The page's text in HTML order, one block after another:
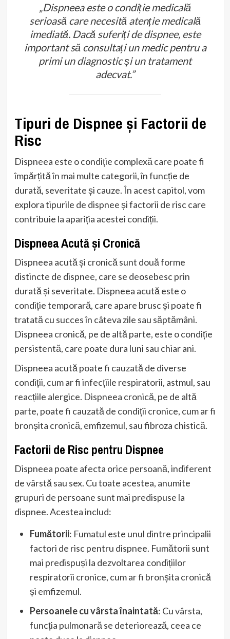
„Dispneea este o condiție medicală
serioasă care necesită atenție medicală
imediată. Dacă suferiți de dispnee, este
important să consultați un medic pentru a
primi un diagnostic și un tratament
adecvat.”
Tipuri de Dispnee și Factorii de
Risc
Dispneea este o condiție complexă care poate fi
împărțită în mai multe categorii, în funcție de
durată, severitate și cauze. În acest capitol, vom
explora tipurile de dispnee și factorii de risc care
contribuie la apariția acestei condiții.
Dispneea Acută și Cronică
Dispneea acută și cronică sunt două forme
distincte de dispnee, care se deosebesc prin
durată și severitate. Dispneea acută este o
condiție temporară, care apare brusc și poate fi
tratată cu succes în câteva zile sau săptămâni.
Dispneea cronică, pe de altă parte, este o condiție
persistentă, care poate dura luni sau chiar ani.
Dispneea acută poate fi cauzată de diverse
condiții, cum ar fi infecțiile respiratorii, astmul, sau
reacțiile alergice. Dispneea cronică, pe de altă
parte, poate fi cauzată de condiții cronice, cum ar fi
bronșita cronică, emfizemul, sau fibroza chistică.
Factorii de Risc pentru Dispnee
Dispneea poate afecta orice persoană, indiferent
de vârstă sau sex. Cu toate acestea, anumite
grupuri de persoane sunt mai predispuse la
dispnee. Acestea includ:
Fumătorii: Fumatul este unul dintre principalii
factori de risc pentru dispnee. Fumătorii sunt
mai predispuși la dezvoltarea condițiilor
respiratorii cronice, cum ar fi bronșita cronică
și emfizemul.
Persoanele cu vârsta înaintată: Cu vârsta,
funcția pulmonară se deteriorează, ceea ce